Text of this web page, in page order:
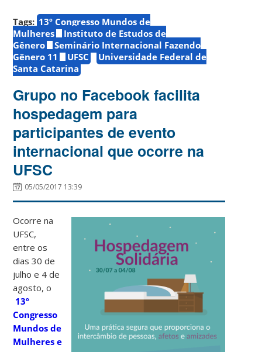
Tags: 13º Congresso Mundos de
Mulheres
Instituto de Estudos de
Gênero
Seminário Internacional Fazendo
Gênero 11
UFSC
Universidade Federal de
Santa Catarina
Grupo no Facebook facilita
hospedagem para
participantes de evento
internacional que ocorre na
UFSC
05/05/2017 13:39
Ocorre na
UFSC,
entre os
dias 30 de
julho e 4 de
agosto, o
13º
Congresso
Mundos de
Mulheres e